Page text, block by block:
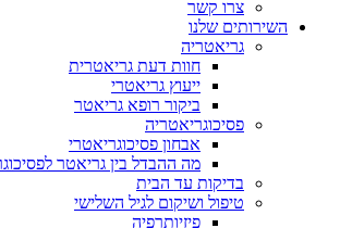
שלנו
גריאטריה
חוות דעת גריאטרית
ייעוץ גריאטרי
ביקור רופא גריאטר
פסיכוגריאטריה
אבחון פסיכוגריאטרי
מה ההבדל בין גריאטר לפסיכוגריאטר?
בדיקות עד הבית
טיפול ושיקום לגיל השלישי
פיזיותרפיה